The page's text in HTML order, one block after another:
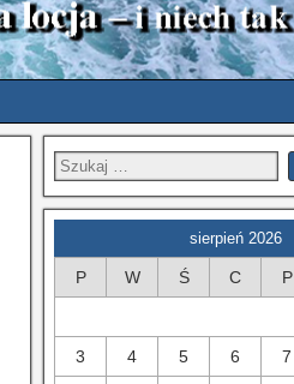
sierpień 2026
P W Ś C P
3 4 5 6 7